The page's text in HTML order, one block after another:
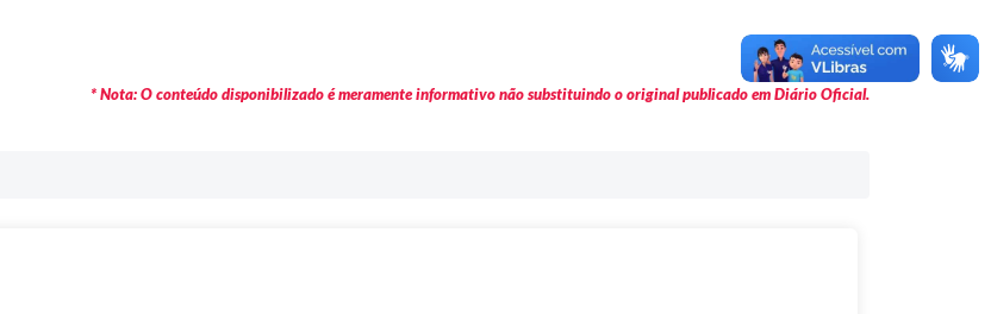
* Nota: O conteúdo disponibilizado é meramente informativo não substituindo o original publicado em Diário Oficial.